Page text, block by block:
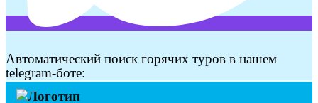
Автоматический поиск горячих туров в нашем
telegram-боте: